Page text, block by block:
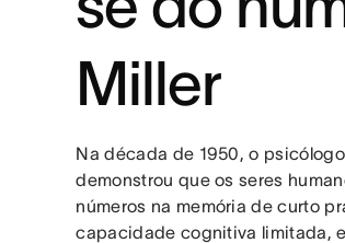
Miller
Na década de 1950, o
demonstrou que os seres
números na memória de curto
capacidade cognitiva limitada,